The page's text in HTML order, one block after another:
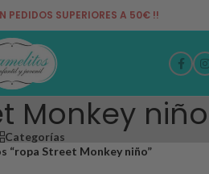
PEDIDOS SUPERIORES A 50€ !!
Monkey niño
Categorías
“ropa Street Monkey niño”